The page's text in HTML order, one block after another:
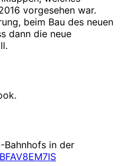
vorgesehen war.
beim Bau des neuen
dann die neue
Bahnhofs in der